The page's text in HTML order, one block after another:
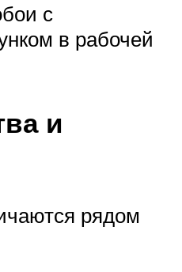
с
в рабочей
и
рядом